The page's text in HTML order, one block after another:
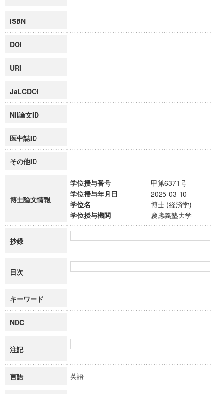
ISBN
DOI
URI
JaLCDOI
NII論文ID
医中誌ID
その他ID
博士論文情報
学位授与番号
甲第6371号
学位授与年月日
2025-03-10
学位名
博士 (経済学)
学位授与機関
慶應義塾大学
抄録
目次
キーワード
NDC
注記
言語 英語